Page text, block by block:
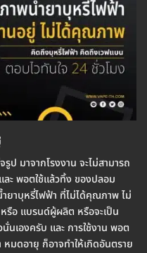
ป มาจากโรงงาน จะไม่สามารถ
ะ พอตใช้แล้วทิ้ง ของปลอม
ำยาบุหรี่ไฟฟ้า ที่ไม่ได้คุณภาพ ไม่
รือ แบรนด์ผู้ผลิต หรือจะเป็น
นเองครับ และ การใช้งาน พอต
มดอายุ ก็อาจทำให้เกิดอันตราย